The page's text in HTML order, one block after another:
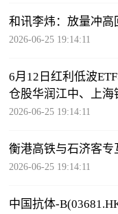
和讯李炜：放量冲
2026-06-25 19:14:11
6月12日红利低波
仓股华润江中、上海
2026-06-25 19:14:11
衡港高铁与石济客专
2026-06-25 19:14:11
中国抗体-